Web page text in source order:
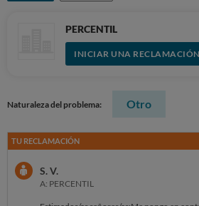
PERCENTIL
INICIAR UNA RECLAMACIÓN
Naturaleza del problema: Otro
TU RECLAMACIÓN
S. V.
A: PERCENTIL